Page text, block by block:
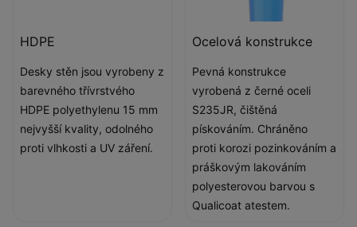
HDPE
Desky stěn jsou vyrobeny z
barevného třívrstvého
HDPE polyethylenu 15 mm
nejvyšší kvality, odolného
proti vlhkosti a UV záření.
Ocelová konstrukce
Pevná konstrukce
vyrobená z černé oceli
S235JR, čištěná
pískováním. Chráněno
proti korozi pozinkováním a
práškovým lakováním
polyesterovou barvou s
Qualicoat atestem.